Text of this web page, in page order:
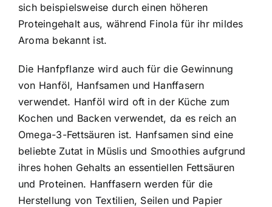
sich beispielsweise durch einen höheren
Proteingehalt aus, während Finola für ihr mildes
Aroma bekannt ist.
Die Hanfpflanze wird auch für die Gewinnung
von Hanföl, Hanfsamen und Hanffasern
verwendet. Hanföl wird oft in der Küche zum
Kochen und Backen verwendet, da es reich an
Omega-3-Fettsäuren ist. Hanfsamen sind eine
beliebte Zutat in Müslis und Smoothies aufgrund
ihres hohen Gehalts an essentiellen Fettsäuren
und Proteinen. Hanffasern werden für die
Herstellung von Textilien, Seilen und Papier